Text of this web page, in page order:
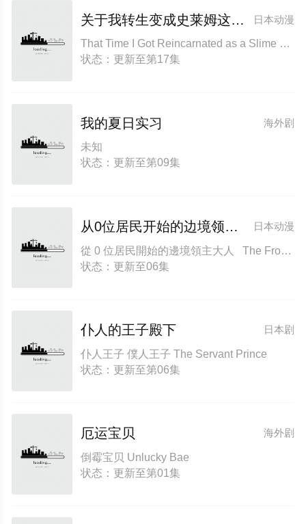
日本动漫
关于我转生变成史莱姆这档事第四季
That Time I Got Reincarnated as a Slime Season 4 關於我轉生變成史萊姆這檔事 第四季
状态：更新至第17集
海外剧
我的夏日实习
未知
状态：更新至第09集
日本动漫
从0位居民开始的边境领主大人
從 0 位居民開始的邊境領主大人 The Frontier Lord Begins with Zero Subjects
状态：更新至06集
日本剧
仆人的王子殿下
仆人王子 僕人王子 The Servant Prince
状态：更新至第06集
海外剧
厄运宝贝
倒霉宝贝 Unlucky Bae
状态：更新至第01集